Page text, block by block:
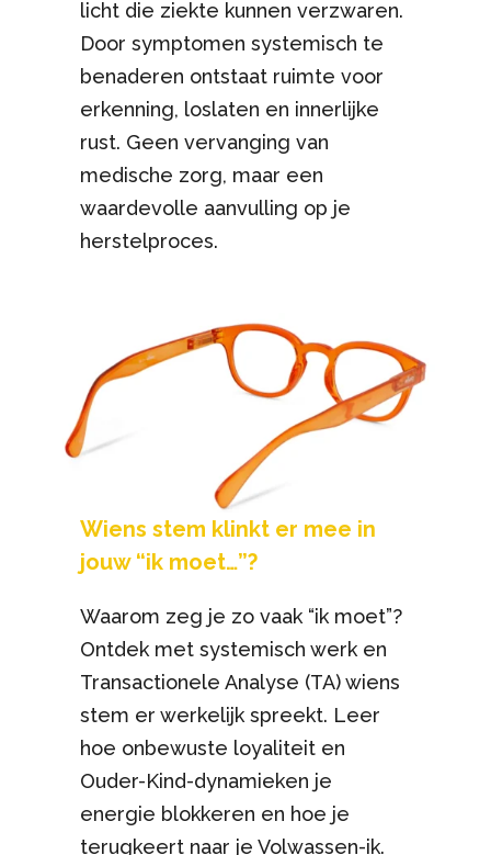
licht die ziekte kunnen verzwaren.
Door symptomen systemisch te
benaderen ontstaat ruimte voor
erkenning, loslaten en innerlijke
rust. Geen vervanging van
medische zorg, maar een
waardevolle aanvulling op je
herstelproces.
Wiens stem klinkt er mee in
jouw “ik moet…”?
Waarom zeg je zo vaak “ik moet”?
Ontdek met systemisch werk en
Transactionele Analyse (TA) wiens
stem er werkelijk spreekt. Leer
hoe onbewuste loyaliteit en
Ouder-Kind-dynamieken je
energie blokkeren en hoe je
terugkeert naar je Volwassen-ik.